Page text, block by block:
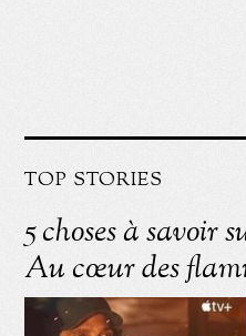
TOP STORIES
5 choses à savoir
Au cœur des